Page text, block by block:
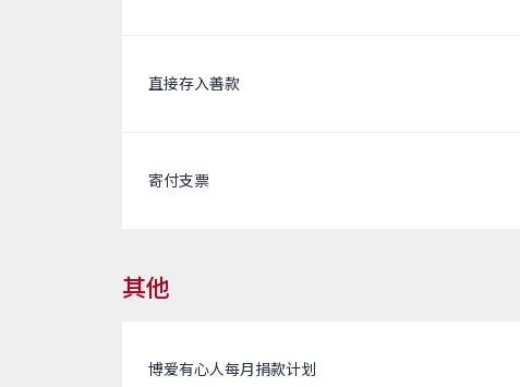
直接存入善款
寄付支票
其他
博爱有心人每月捐款计划